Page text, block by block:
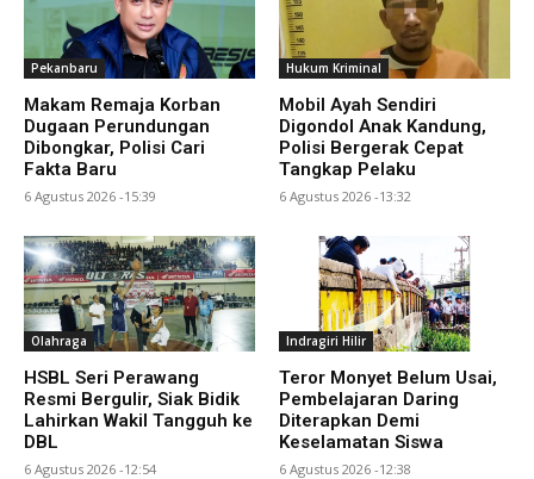
Pekanbaru
Makam Remaja Korban
Dugaan Perundungan
Dibongkar, Polisi Cari
Fakta Baru
6 Agustus 2026 -15:39
Hukum Kriminal
Mobil Ayah Sendiri
Digondol Anak Kandung,
Polisi Bergerak Cepat
Tangkap Pelaku
6 Agustus 2026 -13:32
Olahraga
HSBL Seri Perawang
Resmi Bergulir, Siak Bidik
Lahirkan Wakil Tangguh ke
DBL
6 Agustus 2026 -12:54
Indragiri Hilir
Teror Monyet Belum Usai,
Pembelajaran Daring
Diterapkan Demi
Keselamatan Siswa
6 Agustus 2026 -12:38